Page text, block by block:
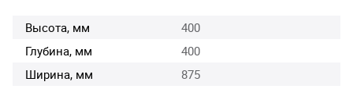
Высота, мм
400
Глубина, мм
400
Ширина, мм
875